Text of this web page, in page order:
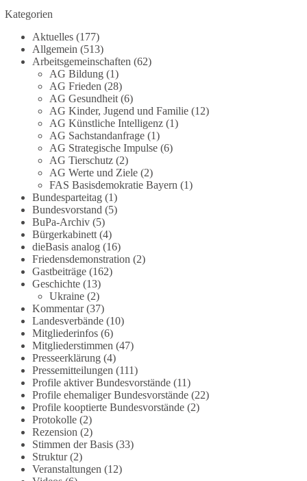
aufgearbeitet.
Auch in Deutschland warten viele Menschen bis
heute auf Antworten:
❓ Wie wurden politische Entscheidungen
getroffen?
❓ Welche Maßnahmen waren notwendig und
welche nicht?
❓Und wer übernimmt die Verantwortung für die
massiven Folgen für Kinder, Familien,
Unternehmen und das Vertrauen in unseren
Rechtsstaat?
🟩🟩🟦🟦🟥🟥🟧🟧
Eine demokratische Gesellschaft lebt nicht davon,
unbequeme Fragen zu vermeiden. Sie lebt davon,
Fragen offen zu stellen und transparent zu
beantworten.
dieBasis fordert deshalb weiterhin eine
unabhängige, vollständige und transparente
Aufarbeitung der Corona-Politik. Ohne
Denkverbote, ohne Vorverurteilungen und ohne
Tabus.
Quellen:https://apnews.com/article/fauci-diaries-
covid-origins-rand-paul-
6b25da9f75a0becbaf2886ab22643e67
https://www.tichyseinblick.de/kolumnen/aus-aller-
welt/usa-tagebuch-fauci-corona-impfung/
Kategorien
Aktuelles(177)
Allgemein (513)
Arbeitsgemeinschaften (62)
AG Bildung(1)
AG Frieden (28)
AG Gesundheit(6)
AG Kinder, Jugend und Familie(12)
AG Künstliche Intelligenz(1)
AG Sachstandanfrage(1)
AG Strategische Impulse(6)
AG Tierschutz(2)
AG Werte und Ziele(2)
FAS Basisdemokratie Bayern (1)
Bundesparteitag(1)
Bundesvorstand (5)
BuPa-Archiv(5)
Bürgerkabinett(4)
dieBasis analog(16)
Friedensdemonstration (2)
Gastbeiträge(162)
Geschichte(13)
Ukraine(2)
Kommentar(37)
Landesverbände(10)
Mitgliederinfos(6)
Mitgliederstimmen (47)
Presseerklärung(4)
Pressemitteilungen (111)
Profile aktiver Bundesvorstände(11)
Profile ehemaliger Bundesvorstände(22)
Profile kooptierte Bundesvorstände(2)
Protokolle(2)
Rezension (2)
Stimmen der Basis(33)
Struktur(2)
Veranstaltungen (12)